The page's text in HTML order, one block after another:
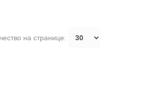
на странице: